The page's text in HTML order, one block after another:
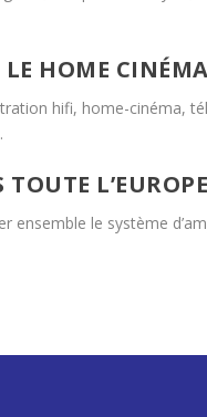
LE HOME
hifi, home-cinéma,
ensemble le système